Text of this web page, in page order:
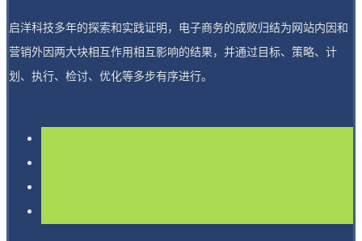
启洋科技多年的探索和实践证明，电子商务的成败归结为网站内因和
营销外因两大块相互作用相互影响的结果，并通过目标、策略、计
划、执行、检讨、优化等多步有序进行。